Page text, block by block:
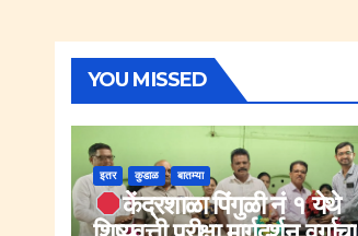
YOU MISSED
इतर कुडाळ बातम्या
केंद्रशाळा पिंगुळी नं १ येथे